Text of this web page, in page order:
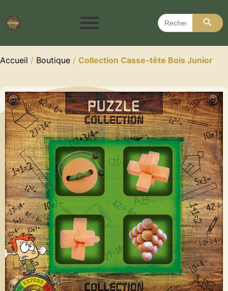
Search
for:
Search
Accueil / Boutique / Collection Casse-tête Bois Junior